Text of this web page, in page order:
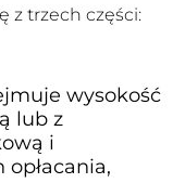
z trzech części:
wysokość
lub z
i